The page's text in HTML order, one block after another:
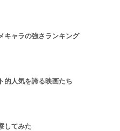
キャラの強さランキング
的人気を誇る映画たち
してみた